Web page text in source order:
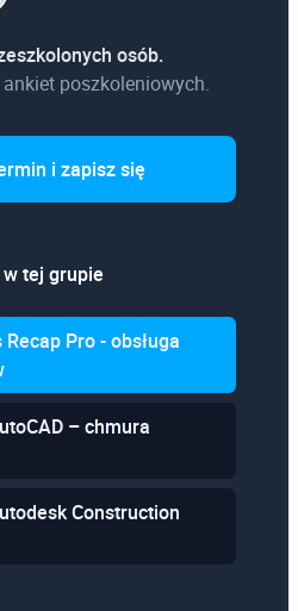
osób.
poszkoleniowych.
i zapisz się
tej grupie
Pro - obsługa
– chmura
Construction